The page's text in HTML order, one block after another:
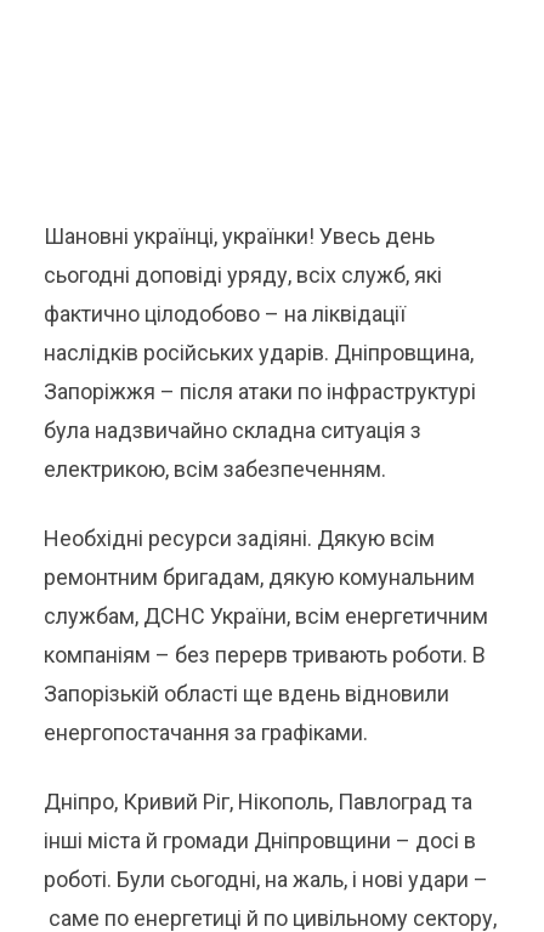
Шановні українці, українки! Увесь день
сьогодні доповіді уряду, всіх служб, які
фактично цілодобово – на ліквідації
наслідків російських ударів. Дніпровщина,
Запоріжжя – після атаки по інфраструктурі
була надзвичайно складна ситуація з
електрикою, всім забезпеченням.
Необхідні ресурси задіяні. Дякую всім
ремонтним бригадам, дякую комунальним
службам, ДСНС України, всім енергетичним
компаніям – без перерв тривають роботи. В
Запорізькій області ще вдень відновили
енергопостачання за графіками.
Дніпро, Кривий Ріг, Нікополь, Павлоград та
інші міста й громади Дніпровщини – досі в
роботі. Були сьогодні, на жаль, і нові удари –
саме по енергетиці й по цивільному сектору,